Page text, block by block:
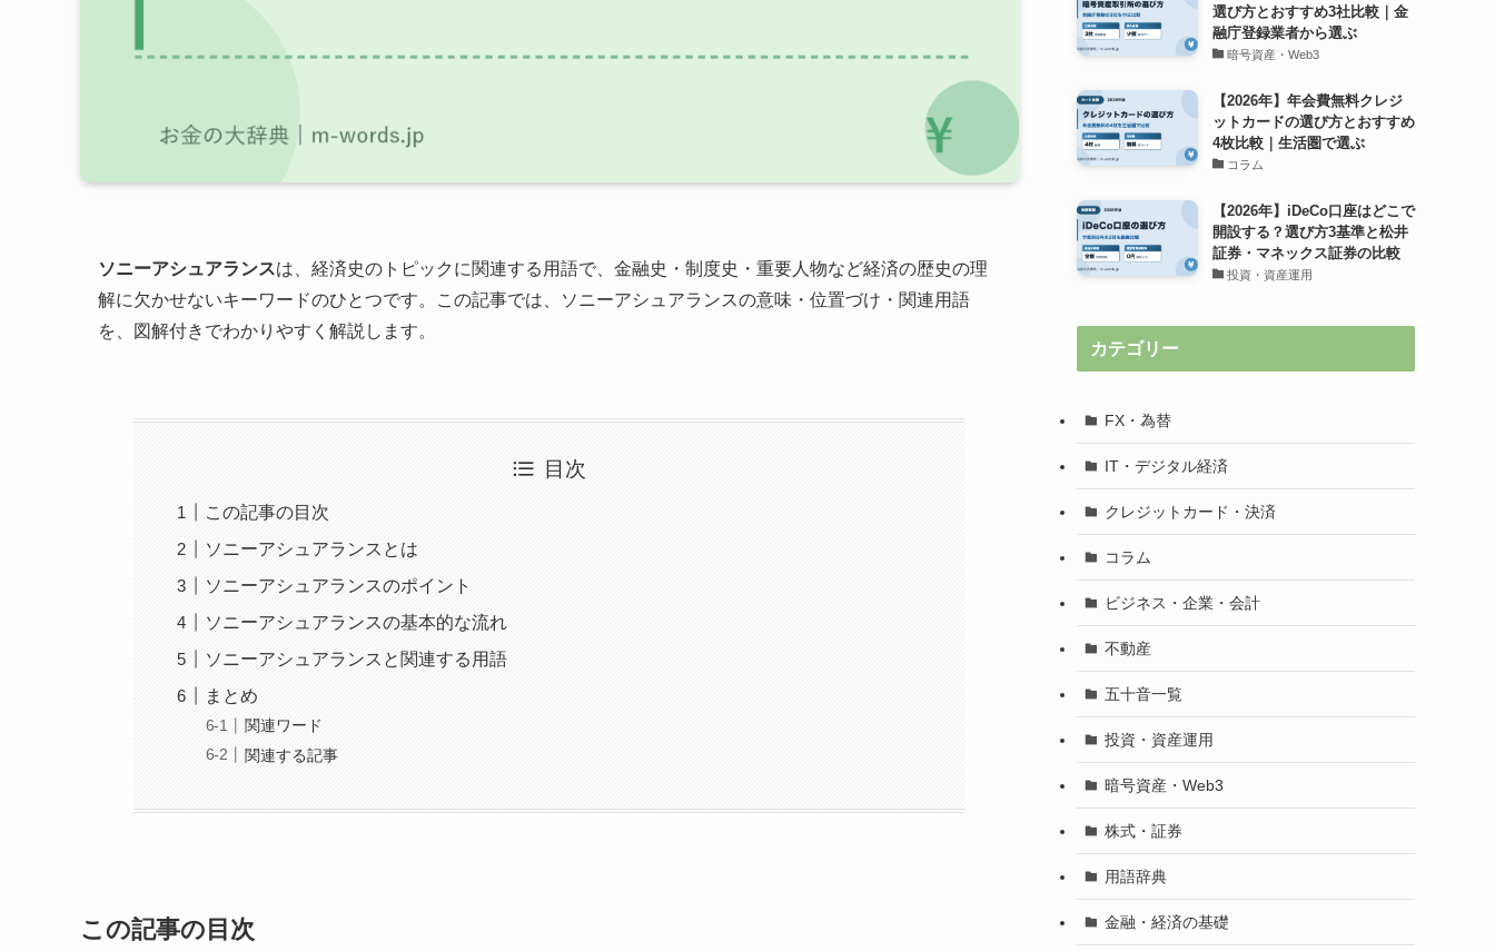
ソニーアシュアランスは、経済史のトピックに関連する用語で、金融史・制度史・重要人物など経済の歴史の理
解に欠かせないキーワードのひとつです。この記事では、ソニーアシュアランスの意味・位置づけ・関連用語
を、図解付きでわかりやすく解説します。
目次
この記事の目次
ソニーアシュアランスとは
ソニーアシュアランスのポイント
ソニーアシュアランスの基本的な流れ
ソニーアシュアランスと関連する用語
まとめ
関連ワード
関連する記事
この記事の目次
選び方とおすすめ3社比較｜金
融庁登録業者から選ぶ
暗号資産・Web3
【2026年】年会費無料クレジ
ットカードの選び方とおすすめ
4枚比較｜生活圏で選ぶ
コラム
【2026年】iDeCo口座はどこで
開設する？選び方3基準と松井
証券・マネックス証券の比較
投資・資産運用
カテゴリー
FX・為替
IT・デジタル経済
クレジットカード・決済
コラム
ビジネス・企業・会計
不動産
五十音一覧
投資・資産運用
暗号資産・Web3
株式・証券
用語辞典
金融・経済の基礎